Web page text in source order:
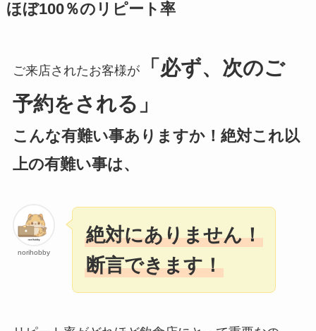
ほぼ100％のリピート率
ご来店されたお客様が「必ず、次のご
予約をされる」
こんな有難い事ありますか！絶対これ以
上の有難い事は、
norihobby
絶対にありません！
断言できます！